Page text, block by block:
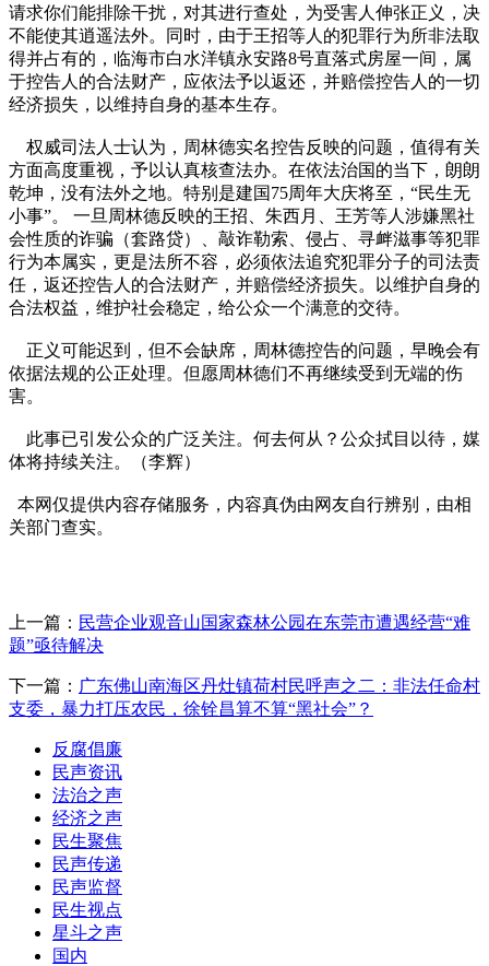
请求你们能排除干扰，对其进行查处，为受害人伸张正义，决
不能使其逍遥法外。同时，由于王招等人的犯罪行为所非法取
得并占有的，临海市白水洋镇永安路8号直落式房屋一间，属
于控告人的合法财产，应依法予以返还，并赔偿控告人的一切
经济损失，以维持自身的基本生存。
权威司法人士认为，周林德实名控告反映的问题，值得有关
方面高度重视，予以认真核查法办。在依法治国的当下，朗朗
乾坤，没有法外之地。特别是建国75周年大庆将至，“民生无
小事”。 一旦周林德反映的王招、朱西月、王芳等人涉嫌黑社
会性质的诈骗（套路贷）、敲诈勒索、侵占、寻衅滋事等犯罪
行为本属实，更是法所不容，必须依法追究犯罪分子的司法责
任，返还控告人的合法财产，并赔偿经济损失。以维护自身的
合法权益，维护社会稳定，给公众一个满意的交待。
正义可能迟到，但不会缺席，周林德控告的问题，早晚会有
依据法规的公正处理。但愿周林德们不再继续受到无端的伤
害。
此事已引发公众的广泛关注。何去何从？公众拭目以待，媒
体将持续关注。（李辉）
本网仅提供内容存储服务，内容真伪由网友自行辨别，由相
关部门查实。
上一篇： 民营企业观音山国家森林公园在东莞市遭遇经营“难
题”亟待解决
下一篇： 广东佛山南海区丹灶镇荷村民呼声之二：非法任命村
支委，暴力打压农民，徐铨昌算不算“黑社会”？
反腐倡廉
民声资讯
法治之声
经济之声
民生聚焦
民声传递
民声监督
民生视点
星斗之声
国内